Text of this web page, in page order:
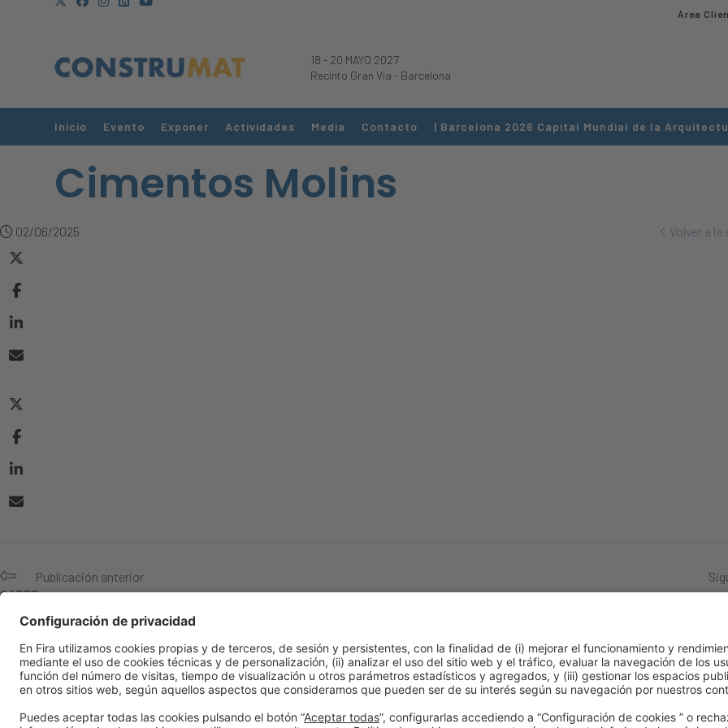
Área
18 - 20 MAYO 2027
Recinto Gran Via - Barcelona
Inicio Evento Exponer Actividades Media Contacto | Barcelona 2026 Capital Mundial de la
Cimentos Molins
Volver a
02/06/2025
Publicación anterior
CATEB
Información generalAviso legalPolítica de privacidadPolítica de cookies